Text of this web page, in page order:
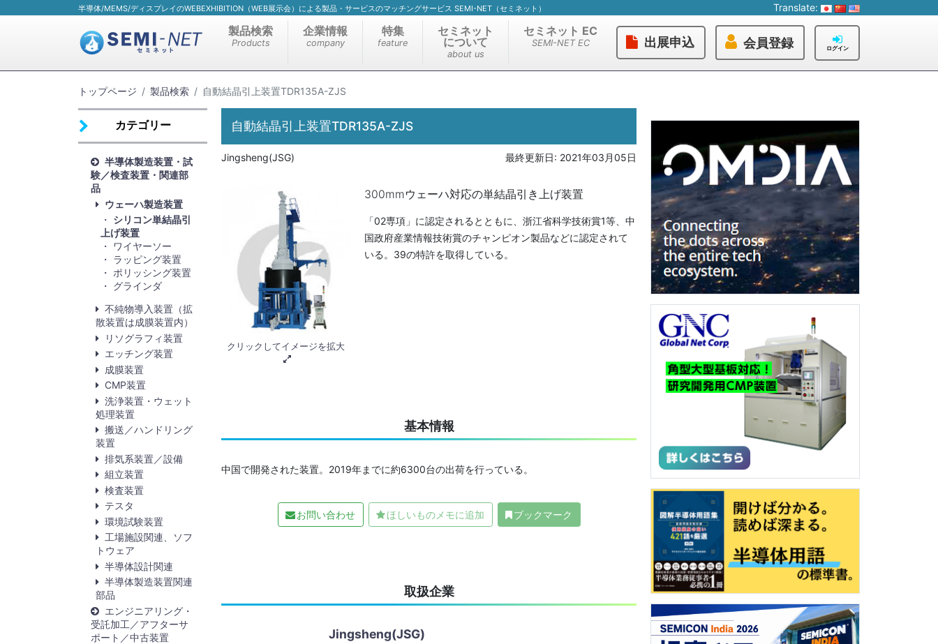
半導体/MEMS/ディスプレイのWEBEXHIBITION（WEB展示会）による製品・サービスのマッチングサービス SEMI-NET（セミネット） Translate:
製品検索
Products
企業情報
company
特集
feature
セミネット
について
about us
セミネット EC
SEMI-NET EC 出展申込 会員登録 ログイン
トップページ 製品検索 自動結晶引上装置TDR135A-ZJS
カテゴリー
半導体製造装置・試
験／検査装置・関連部
品
ウェーハ製造装置
シリコン単結晶引
上げ装置
ワイヤーソー
ラッピング装置
ポリッシング装置
グラインダ
不純物導入装置（拡
散装置は成膜装置内）
リソグラフィ装置
エッチング装置
成膜装置
CMP装置
洗浄装置・ウェット
処理装置
搬送／ハンドリング
装置
排気系装置／設備
組立装置
検査装置
テスタ
環境試験装置
工場施設関連、ソフ
トウェア
半導体設計関連
半導体製造装置関連
部品
エンジニアリング・
受託加工／アフターサ
ポート／中古装置
自動結晶引上装置TDR135A-ZJS
Jingsheng(JSG) 最終更新日: 2021年03月05日
クリックしてイメージを拡大
300mmウェーハ対応の単結晶引き上げ装置
「02専項」に認定されるとともに、浙江省科学技術賞1等、中
国政府産業情報技術賞のチャンピオン製品などに認定されて
いる。39の特許を取得している。
基本情報
中国で開発された装置。2019年までに約6300台の出荷を行っている。
お問い合わせ ほしいものメモに追加 ブックマーク
取扱企業
Jingsheng(JSG)